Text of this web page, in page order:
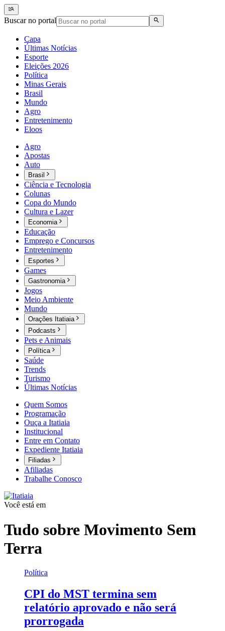
Buscar no portal
Capa
Últimas Notícias
Esporte
Eleições 2026
Política
Minas Gerais
Brasil
Mundo
Agro
Entretenimento
Eloos
Agro
Apostas
Auto
Brasil
Ciência e Tecnologia
Colunas
Copa do Mundo
Cultura e Lazer
Economia
Educação
Emprego e Concursos
Entretenimento
Esportes
Games
Gastronomia
Jogos
Meio Ambiente
Mundo
Orações Itatiaia
Podcasts
Pets e Animais
Política
Saúde
Trends
Turismo
Últimas Notícias
Quem Somos
Programação
Ouça a Itatiaia
Institucional
Entre em Contato
Expediente Itatiaia
Filiadas
Afiliadas
Trabalhe Conosco
Você está em
Tudo sobre Movimento Sem
Terra
Política
CPI do MST termina sem
relatório aprovado e não será
prorrogada